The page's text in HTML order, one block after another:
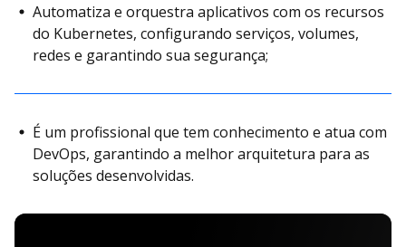
Automatiza e orquestra aplicativos com os recursos
do Kubernetes, configurando serviços, volumes,
redes e garantindo sua segurança;
É um profissional que tem conhecimento e atua com
DevOps, garantindo a melhor arquitetura para as
soluções desenvolvidas.